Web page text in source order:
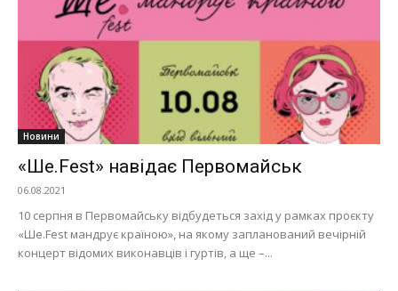
Новини
«Ше.Fest» навідає Первомайськ
06.08.2021
10 серпня в Первомайську відбудеться захід у рамках проєкту
«Ше.Fest мандрує країною», на якому запланований вечірній
концерт відомих виконавців і гуртів, а ще –...